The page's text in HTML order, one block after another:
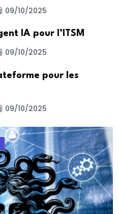
09/10/2025
IA pour l’ITSM
09/10/2025
pour les
09/10/2025